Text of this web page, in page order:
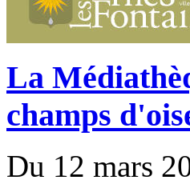
La
champs
Du 12 mars